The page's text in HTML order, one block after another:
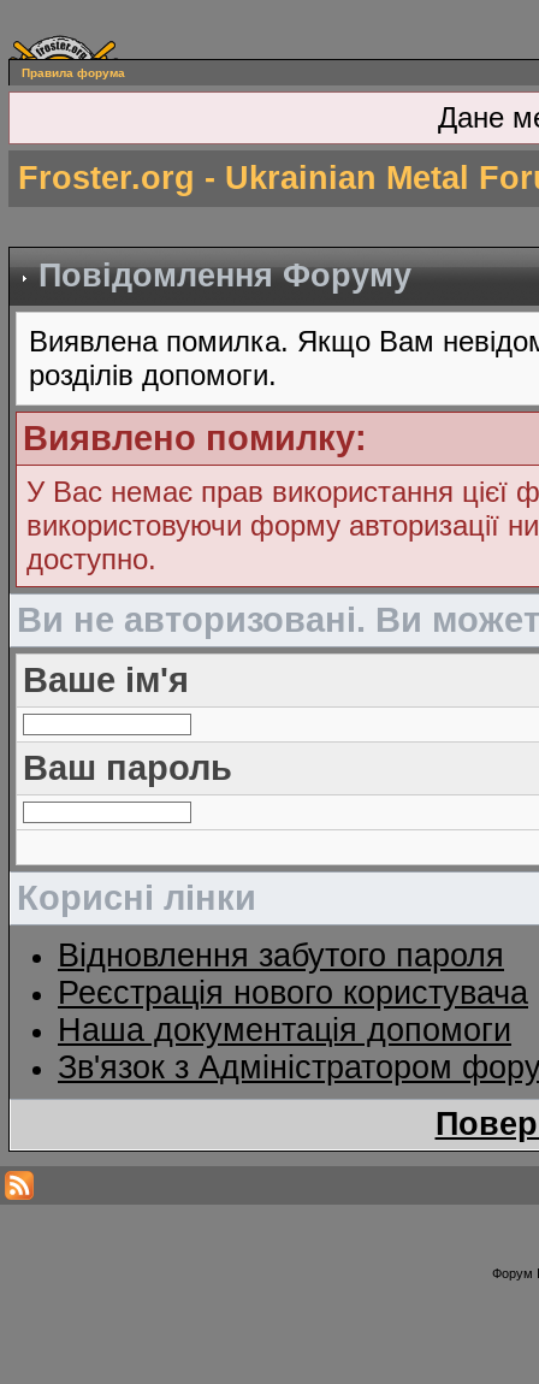
Правила форума
Дане
Froster.org - Ukrainian Metal
Повідомлення Форуму
Виявлена помилка. Якщо Вам
розділів допомоги.
Виявлено помилку:
У Вас немає прав використання цієї
використовуючи форму авторизації
доступно.
Ви не авторизовані. Ви
Ваше ім'я
Ваш пароль
Корисні лінки
Відновлення забутого пароля
Реєстрація нового користувача
Наша документація допомоги
Зв'язок з Адміністратором
Форум